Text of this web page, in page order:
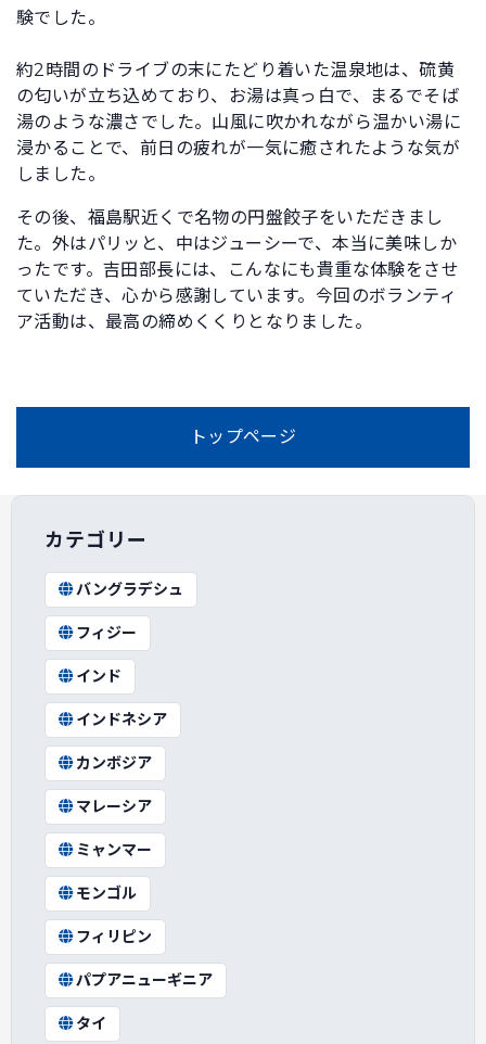
験でした。
約2時間のドライブの末にたどり着いた温泉地は、硫黄
の匂いが立ち込めており、お湯は真っ白で、まるでそば
湯のような濃さでした。山風に吹かれながら温かい湯に
浸かることで、前日の疲れが一気に癒されたような気が
しました。
その後、福島駅近くで名物の円盤餃子をいただきまし
た。外はパリッと、中はジューシーで、本当に美味しか
ったです。吉田部長には、こんなにも貴重な体験をさせ
ていただき、心から感謝しています。今回のボランティ
ア活動は、最高の締めくくりとなりました。
トップページ
カテゴリー
バングラデシュ
フィジー
インド
インドネシア
カンボジア
マレーシア
ミャンマー
モンゴル
フィリピン
パプアニューギニア
タイ